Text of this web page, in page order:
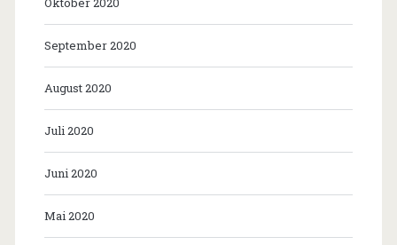
September 2020
August 2020
Juli 2020
Juni 2020
Mai 2020